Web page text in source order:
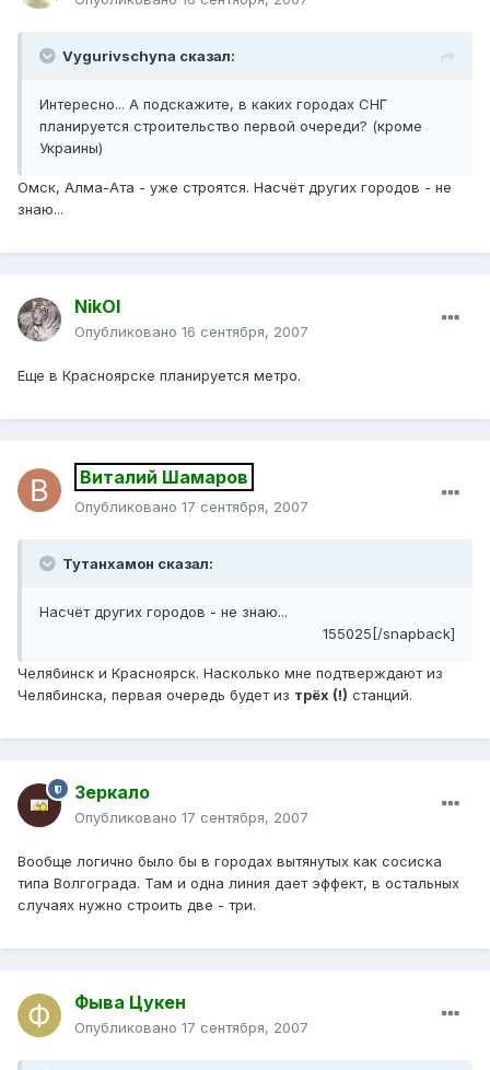
Vygurivschyna сказал:
Интересно... А подскажите, в каких городах СНГ
планируется строительство первой очереди? (кроме
Украины)
Омск, Алма-Ата - уже строятся. Насчёт других городов - не
знаю...
NikOl
Опубликовано 16 сентября, 2007
Еще в Красноярске планируется метро.
Виталий Шамаров
Опубликовано 17 сентября, 2007
Тутанхамон сказал:
Насчёт других городов - не знаю...
155025[/snapback]
Челябинск и Красноярск. Насколько мне подтверждают из
Челябинска, первая очередь будет из трёх (!) станций.
Зеркало
Опубликовано 17 сентября, 2007
Вообще логично было бы в городах вытянутых как сосиска
типа Волгограда. Там и одна линия дает эффект, в остальных
случаях нужно строить две - три.
Фыва Цукен
Опубликовано 17 сентября, 2007